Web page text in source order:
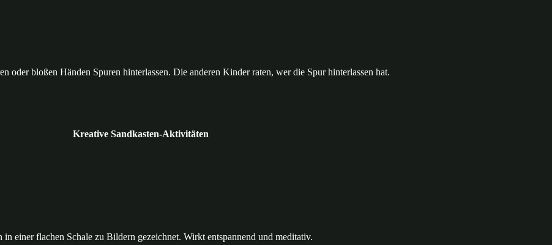
oder bloßen Händen Spuren hinterlassen. Die anderen Kinder raten, wer die Spur hinterlassen hat.
Kreative Sandkasten-Aktivitäten
einer flachen Schale zu Bildern gezeichnet. Wirkt entspannend und meditativ.